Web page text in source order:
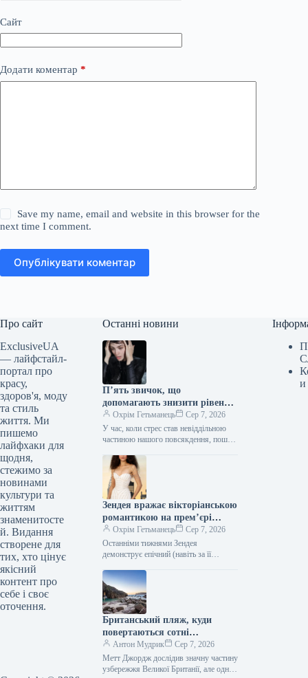
Сайт
Додати коментар *
Save my name, email and website in this browser for the
next time I comment.
Опублікувати коментар
Про сайт
ExclusiveUA
— лайфстайл-
портал про
красу,
здоров'я, моду
та стиль
життя. Ми
пишемо
лайфхаки для
щодня,
стежимо за
новинами
культури та
життям
знаменитосте
й. Видання
створене для
тих, хто цінує
якісний
контент про
себе і своє
оточення.
Останні новини
П’ять звичок, що
допомагають знизити рівень
кортизолу
Охрім Гетьманець
Сер 7, 2026
У час, коли стрес став невіддільною
частиною нашого повсякдення, пошук
розкіш, а життєва необхідність.…
Зендея вражає вікторіанською
романтикою на прем’єрі
“Людини-павука”
Охрім Гетьманець
Сер 7, 2026
Останніми тижнями Зендея
демонструє епічний (навіть за її
виходів на червону доріжку. Перед
тим як остаточно затвердити…
Британський пляж, куди
повертаються сотні
відвідувачів
Антон Мудрик
Сер 7, 2026
Метт Джордж дослідив значну частину
узбережжя Великої Британії, але одне
и